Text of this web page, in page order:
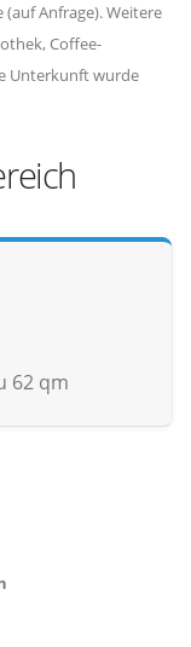
Anfrage). Weitere
Coffee-
Unterkunft wurde
62 qm